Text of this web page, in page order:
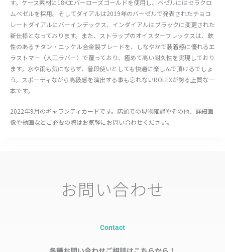
す。ケース素材に18Kエバーローズゴールドを使用し、ベゼルにはセラクロ
ムベゼルを採用。そしてダイアルは2019年のバーゼルで発表されたチョコ
レートダイアルにバーインデックス、インダイアルはブラックに変更された
新仕様となっております。また、ストラップのオイスターフレックスは、軟
性のあるチタン・ニッケル合金製ブレードを、しなやかで装着感に優れるエ
ラストマー（人工ラバー）で覆っており、極めて高い耐久性を実現しており
ます。水や雨も気にならず、普段使いとしても快適に楽しんで頂けるでしょ
う。スポーティながら高級感を演出する事も忘れないROLEXが誇る上質な一
本です。
2022年9月のギャランティカードです。店頭での現物確認やその他、詳細画
像や動画などご必要の際はお気軽にお問い合わせください。
お問い合わせ
Contact